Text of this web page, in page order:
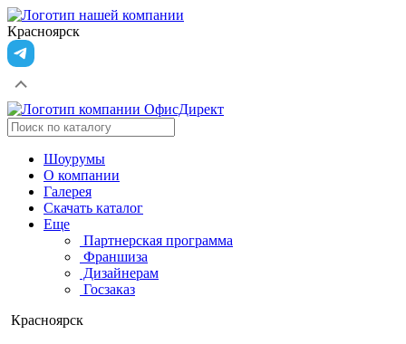
Красноярск
Шоурумы
О компании
Галерея
Скачать каталог
Еще
Партнерская программа
Франшиза
Дизайнерам
Госзаказ
Красноярск